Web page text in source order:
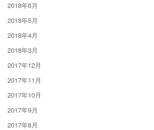
2018年6月
2018年5月
2018年4月
2018年3月
2017年12月
2017年11月
2017年10月
2017年9月
2017年8月